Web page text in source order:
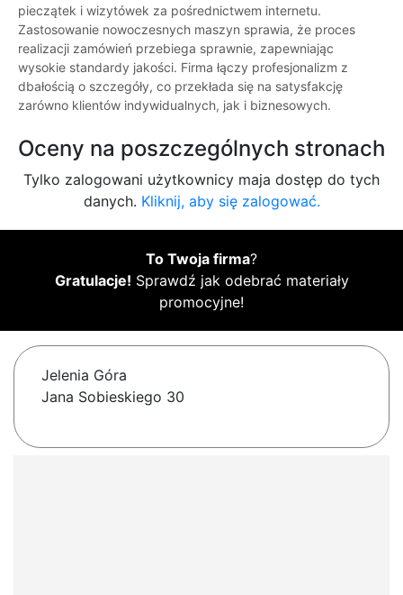
pieczątek i wizytówek za pośrednictwem internetu.
Zastosowanie nowoczesnych maszyn sprawia, że proces
realizacji zamówień przebiega sprawnie, zapewniając
wysokie standardy jakości. Firma łączy profesjonalizm z
dbałością o szczegóły, co przekłada się na satysfakcję
zarówno klientów indywidualnych, jak i biznesowych.
Oceny na poszczególnych stronach
Tylko zalogowani użytkownicy maja dostęp do tych
danych. Kliknij, aby się zalogować.
To Twoja firma?
Gratulacje! Sprawdź jak odebrać materiały
promocyjne!
Jelenia Góra
Jana Sobieskiego 30